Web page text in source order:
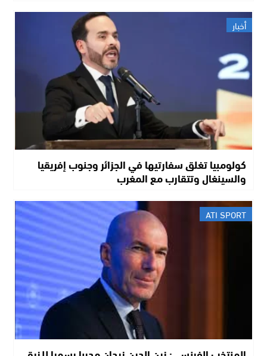
أخبار
كولومبيا تغلق سفارتيها في الجزائر وجنوب إفريقيا
والسينغال وتتقارب مع المغرب
ATI SPORT